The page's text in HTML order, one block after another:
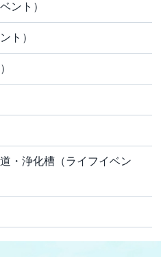
ント）
ト）
・浄化槽（ライフイベン